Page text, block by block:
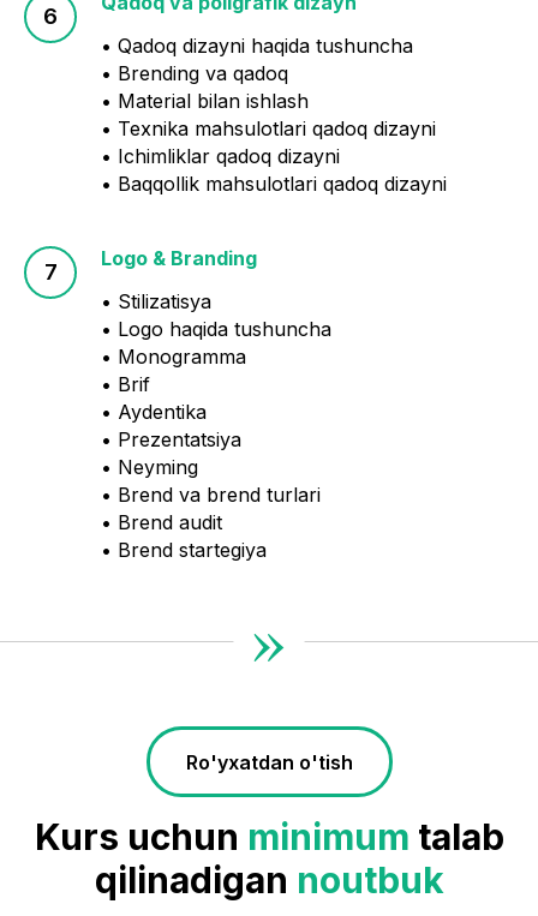
• Qadoq dizayni haqida tushuncha
• Brending va qadoq
• Material bilan ishlash
• Texnika mahsulotlari qadoq dizayni
• Ichimliklar qadoq dizayni
• Baqqollik mahsulotlari qadoq dizayni
Logo & Branding
• Stilizatisya
• Logo haqida tushuncha
• Monogramma
• Brif
• Aydentika
• Prezentatsiya
• Neyming
• Brend va brend turlari
• Brend audit
• Brend startegiya
»
Ro'yxatdan o'tish
Kurs uchun minimum talab
qilinadigan noutbuk